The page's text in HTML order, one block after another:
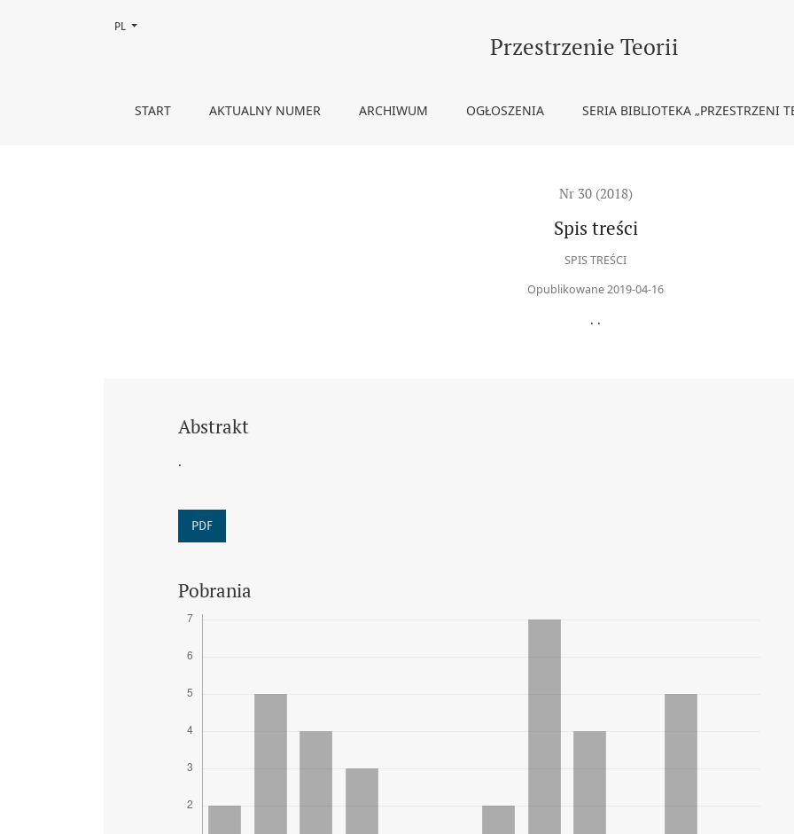
Spis treści Przestrzenie Teorii
START AKTUALNY NUMER ARCHIWUM OGŁOSZENIA SERIA BIBLIOTEKA „PRZESTRZENI
Zmień język, obecnie wybrany to:
PL
Nr 30 (2018)
Spis treści
SPIS TREŚCI
Opublikowane 2019-04-16
. .
Abstrakt
.
PDF
Pobrania